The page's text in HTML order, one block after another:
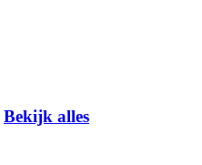
Bekijk alles